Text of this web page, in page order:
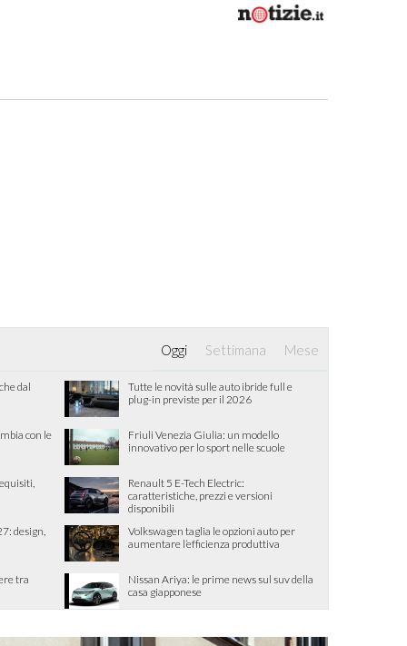
Oggi Settimana Mese
dal
Tutte le novità sulle auto ibride full e
plug-in previste per il 2026
con le
Friuli Venezia Giulia: un modello
innovativo per lo sport nelle scuole
Renault 5 E-Tech Electric:
caratteristiche, prezzi e versioni
disponibili
design,
Volkswagen taglia le opzioni auto per
aumentare l’efficienza produttiva
tra
Nissan Ariya: le prime news sul suv della
casa giapponese